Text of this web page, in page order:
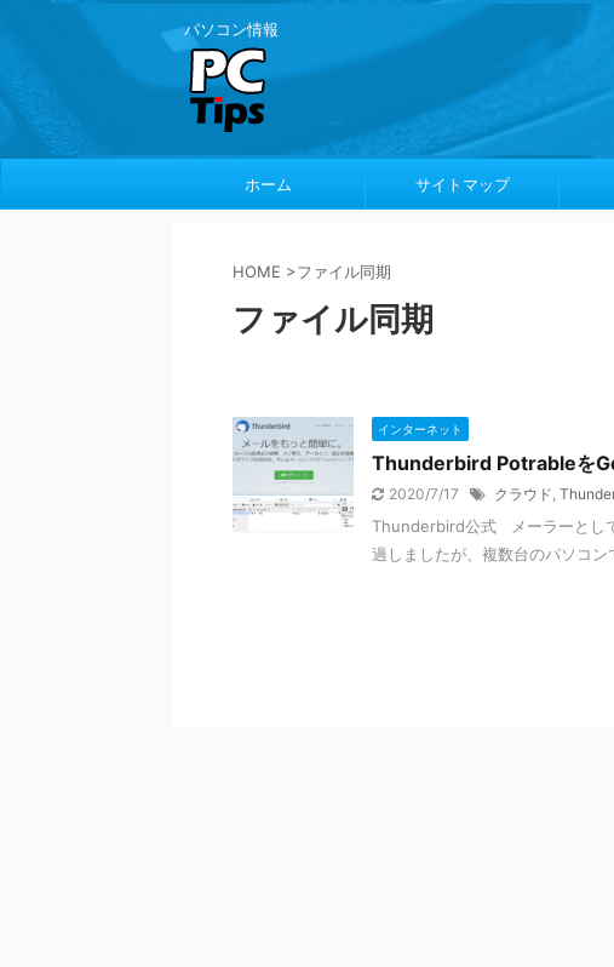
パソコン情報
ホーム サイトマップ
HOME >ファイル同期
ファイル同期
インターネット
Thunderbird Potrableを
2020/7/17 クラウド,
Thunderbird公式 メーラーとし
過しましたが、複数台のパソコ